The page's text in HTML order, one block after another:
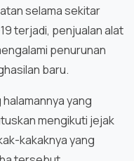
selama sekitar
terjadi, penjualan alat
penurunan
baru.
yang
mengikuti jejak
kakaknya yang